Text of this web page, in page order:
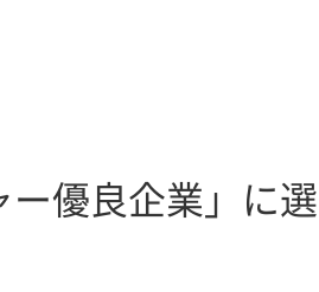
優良企業」に選